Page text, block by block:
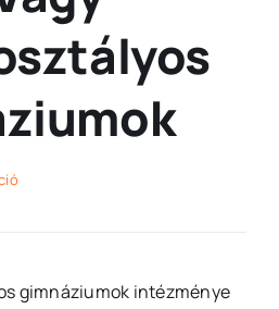
gimnáziumok intézménye